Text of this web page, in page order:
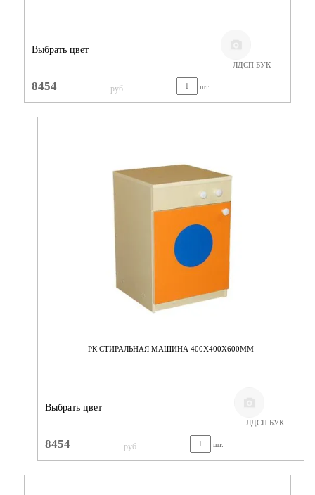
Выбрать цвет
ЛДСП БУК
8454 руб шт.
РК СТИРАЛЬНАЯ МАШИНА 400Х400Х600ММ
Выбрать цвет
ЛДСП БУК
8454 руб шт.